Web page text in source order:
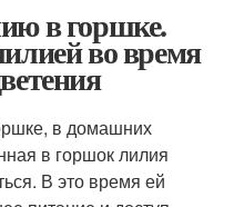
в горшке.
во время
в домашних
в горшок лилия
В это время ей